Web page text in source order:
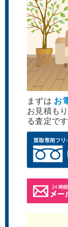
まずは お
お見積も
る査定で